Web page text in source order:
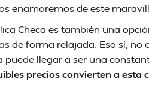
enamoremos de este
Checa es también una
de forma relajada. Eso sí, no
llegar a ser una
precios convierten a esta